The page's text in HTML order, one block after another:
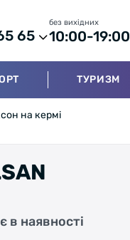
65
без вихідних
10:00-19:00
ТУРИЗМ
на кермі
в наявності